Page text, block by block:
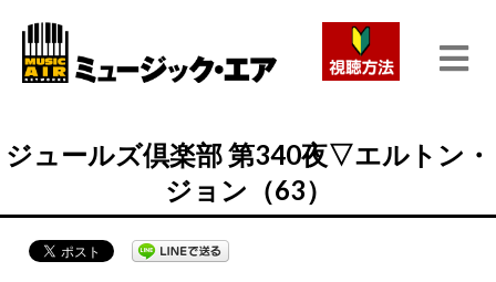
ジュールズ倶楽部 第340夜▽エルトン・
ジョン（63）